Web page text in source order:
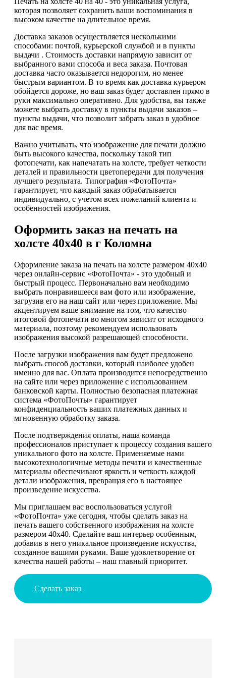
которая позволяет сохранить ваши воспоминания в
высоком качестве на длительное время.
Доставка заказов осуществляется несколькими
способами: почтой, курьерской службой и в пункты
выдачи . Стоимость доставки напрямую зависит от
выбранного вами способа и веса заказа. Почтовая
доставка часто оказывается недорогим, но менее
быстрым вариантом. В то время как доставка курьером
обойдется дороже, но ваш заказ будет доставлен прямо в
руки максимально оперативно. Для удобства, вы также
можете выбрать доставку в пункты выдачи заказов –
пункты выдачи, что позволит забрать заказ в удобное
для вас время.
Важно учитывать, что изображение для печати должно
быть высокого качества, поскольку такой тип
фотопечати, как напечатать на холсте, требует четкости
деталей и правильности цветопередачи для получения
лучшего результата. Типография «ФотоПочта»
гарантирует, что каждый заказ обрабатывается
индивидуально, с учетом всех пожеланий клиента и
особенностей изображения.
Оформить заказ на печать на
холсте 40х40 в г Коломна
Оформление заказа на печать на холсте размером 40х40
через онлайн-сервис «ФотоПочта» - это удобный и
быстрый процесс. Первоначально вам необходимо
выбрать понравившееся вам фото или изображение,
загрузив его на наш сайт или через приложение. Мы
акцентируем ваше внимание на том, что качество
итоговой фотопечати во многом зависит от исходного
материала, поэтому рекомендуем использовать
изображения высокой разрешающей способности.
После загрузки изображения вам будет предложено
выбрать способ доставки, который наиболее удобен
именно для вас. Оплата производится непосредственно
на сайте или через приложение с использованием
банковской карты. Полностью безопасная платежная
система «ФотоПочты» гарантирует
конфиденциальность ваших платежных данных и
мгновенную обработку заказа.
После подтверждения оплаты, наша команда
профессионалов приступает к процессу создания вашего
уникального фото на холсте. Применяемые нами
высокотехнологичные методы печати и качественные
материалы обеспечивают яркость и четкость каждой
детали изображения, превращая его в настоящее
произведение искусства.
Мы приглашаем вас воспользоваться услугой
«ФотоПочта» уже сегодня, чтобы сделать заказ на
печать вашего собственного изображения на холсте
размером 40х40. Сделайте ваш интерьер особенным,
добавив в него уникальное произведение искусства,
созданное вашими руками. Ваше удовлетворение от
качества нашей работы – наш главный приоритет.
Сделать заказ